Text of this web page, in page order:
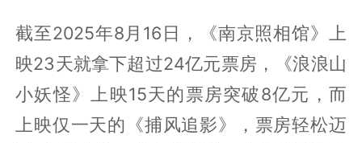
截至2025年8月16日，《南京照相馆》上
映23天就拿下超过24亿元票房，《浪浪山
小妖怪》上映15天的票房突破8亿元，而
上映仅一天的《捕风追影》，票房轻松迈